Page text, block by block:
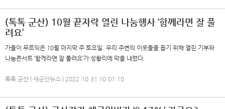
(톡톡 군산) 10월 끝자락 열린 나눔행사 ‘함께라면 잘 풀
려요’
가을이 무르익은 10월 마지막 주 토요일. 우리 주변의 이웃들을 돕기 위해 열린 기부와
나눔콘서트 ‘함께라면 잘 풀려요’가 성황리에 막을 내렸다.
톡톡 군산 | 새군산뉴스 | 2022.10.31 10:01:10